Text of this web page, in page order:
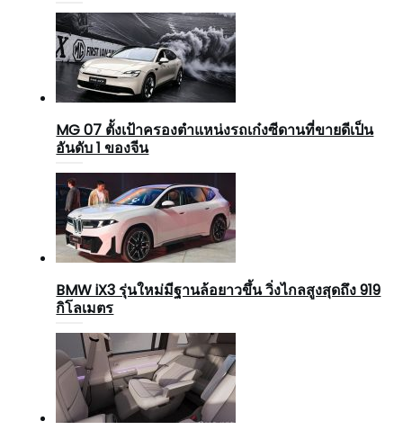
MG 07 ตั้งเป้าครองตำแหน่งรถเก๋งซีดานที่ขายดีเป็น
อันดับ 1 ของจีน
BMW iX3 รุ่นใหม่มีฐานล้อยาวขึ้น วิ่งไกลสูงสุดถึง 919
กิโลเมตร